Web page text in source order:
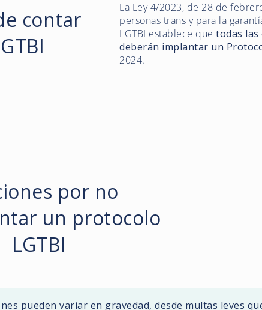
contar
La Ley 4/2023, de 28 de
personas trans y para la
LGTBI establece quetodas las
deberán implantar un
2024.
por no
un protocolo
LGTBI
pueden variar en gravedad, desde multas leves